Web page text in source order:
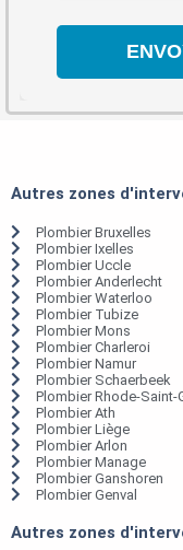
Autres zones
Plombier Bruxelles
Plombier Ixelles
Plombier Uccle
Plombier Anderlecht
Plombier Waterloo
Plombier Tubize
Plombier Mons
Plombier Charleroi
Plombier Namur
Plombier Schaerbeek
Plombier Rhode-Saint-
Plombier Ath
Plombier Liège
Plombier Arlon
Plombier Manage
Plombier Ganshoren
Plombier Genval
Autres zones